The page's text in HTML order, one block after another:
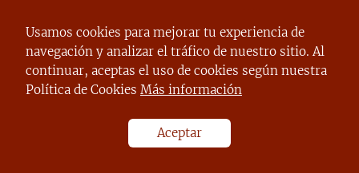
Deja una respuesta
Usamos cookies para mejorar tu experiencia de
navegación y analizar el tráfico de nuestro sitio. Al
continuar, aceptas el uso de cookies según nuestra
Política de Cookies Más información
Aceptar